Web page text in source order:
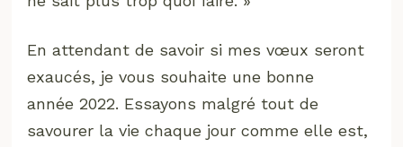
En attendant de savoir si mes vœux seront
exaucés, je vous souhaite une bonne
année 2022. Essayons malgré tout de
savourer la vie chaque jour comme elle est,